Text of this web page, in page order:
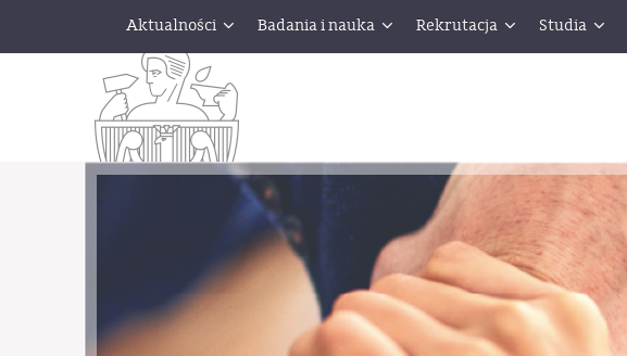
Aktualności Badania i nauka Rekrutacja Studia